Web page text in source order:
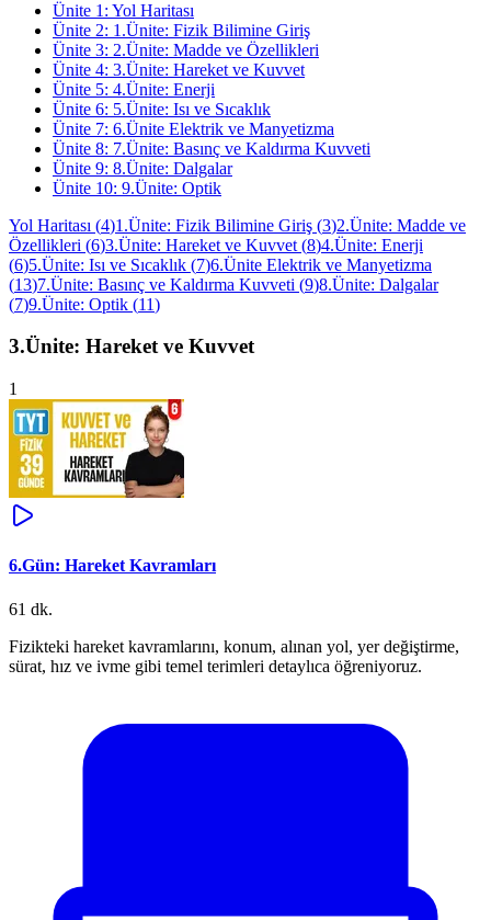
Ünite 1 : Yol Haritası
Ünite 2: 1.Ünite: Fizik Bilimine Giriş
Ünite 3: 2.Ünite: Madde ve Özellikleri
Ünite 4: 3.Ünite: Hareket ve Kuvvet
Ünite 5: 4.Ünite: Enerji
Ünite 6: 5.Ünite: Isı ve Sıcaklık
Ünite 7: 6.Ünite Elektrik ve Manyetizma
Ünite 8: 7.Ünite: Basınç ve Kaldırma Kuvveti
Ünite 9: 8.Ünite: Dalgalar
Ünite 10: 9.Ünite: Optik
Yol Haritası (4)1.Ünite: Fizik Bilimine Giriş (3)2.Ünite: Madde ve
Özellikleri (6)3.Ünite: Hareket ve Kuvvet (8)4.Ünite: Enerji
(6)5.Ünite: Isı ve Sıcaklık (7)6.Ünite Elektrik ve Manyetizma
(13)7.Ünite: Basınç ve Kaldırma Kuvveti (9)8.Ünite: Dalgalar
(7)9.Ünite: Optik (11)
3.Ünite: Hareket ve Kuvvet
1
6.Gün: Hareket Kavramları
61 dk.
Fizikteki hareket kavramlarını, konum, alınan yol, yer değiştirme,
sürat, hız ve ivme gibi temel terimleri detaylıca öğreniyoruz.